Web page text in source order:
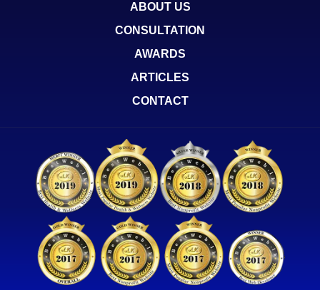
ABOUT US
CONSULTATION
AWARDS
ARTICLES
CONTACT